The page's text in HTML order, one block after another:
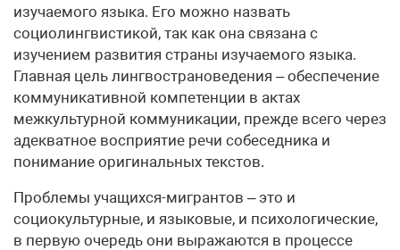
изучаемого языка. Его можно назвать
социолингвистикой, так как она связана с
изучением развития страны изучаемого языка.
Главная цель лингвострановедения – обеспечение
коммуникативной компетенции в актах
межкультурной коммуникации, прежде всего через
адекватное восприятие речи собеседника и
понимание оригинальных текстов.
Проблемы учащихся-мигрантов – это и
социокультурные, и языковые, и психологические,
в первую очередь они выражаются в процессе